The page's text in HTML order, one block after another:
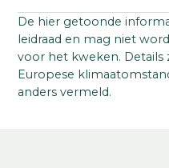
Familie:
Marantaceae
Productgroep:
Calathea
Productgroep:
Startmateriaal:
Jonge plant uit
Ideale
20-23°C
De hier getoonde
leidraad en mag niet
voor het kweken. Details
Europese
anders vermeld.